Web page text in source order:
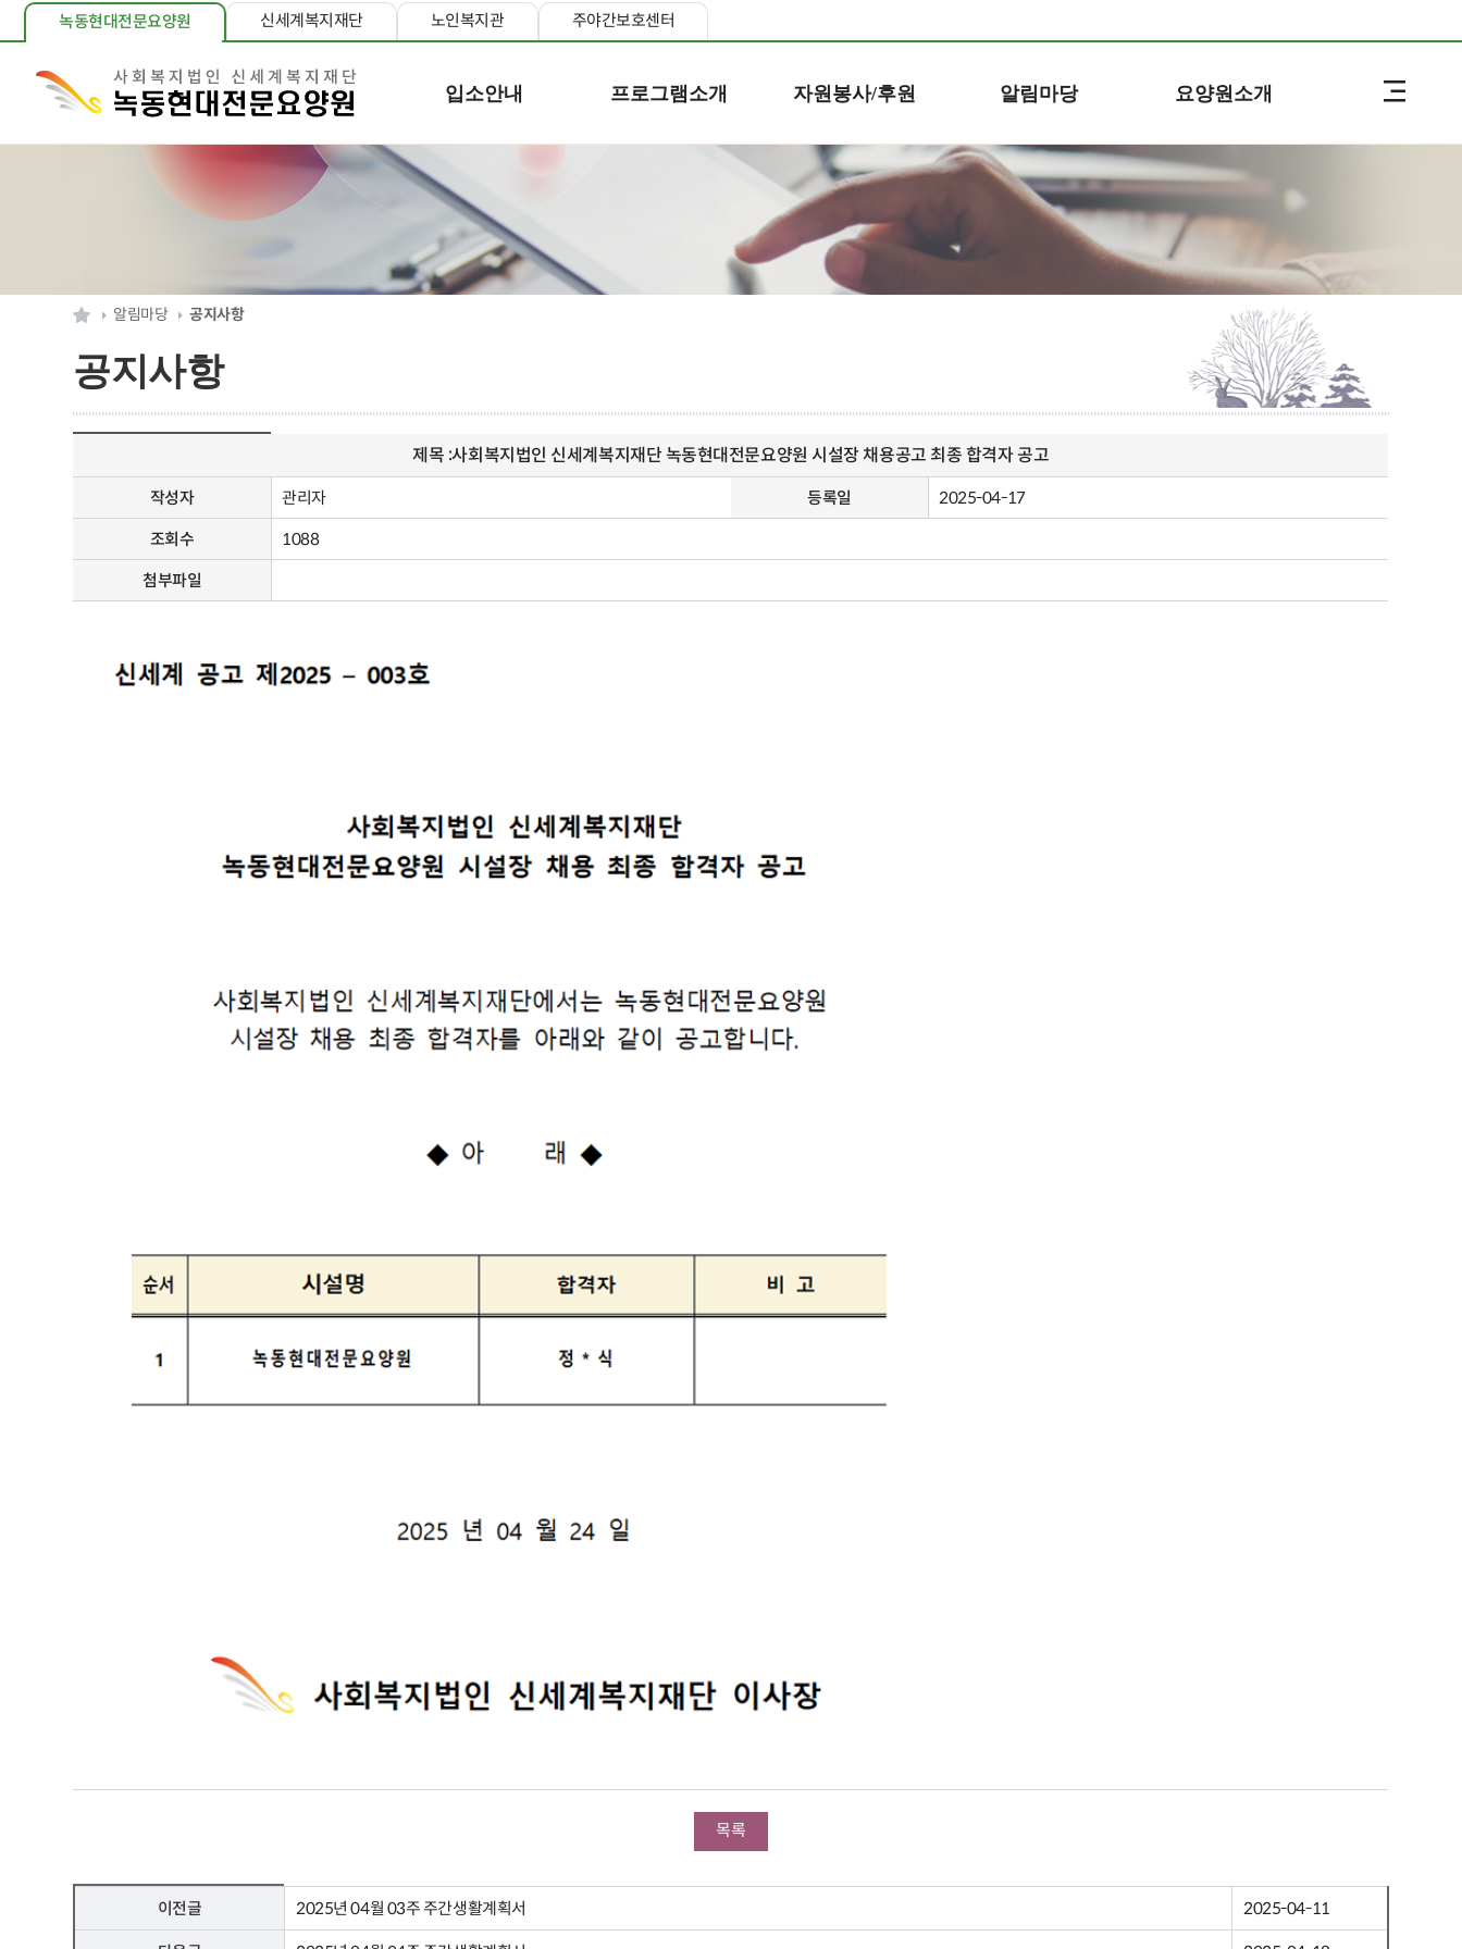
녹동현대전문요양원 신세계복지재단 노인복지관 주야간보호센터
입소안내 프로그램소개 자원봉사/후원 알림마당 요양원소개
알림마당 공지사항
공지사항
제목 :사회복지법인 신세계복지재단 녹동현대전문요양원 시설장 채용공고 최종 합격자 공고
작성자 관리자 등록일
2025-04-17
조회수
1088
첨부파일
목록
이전글 2025년 04월 03주 주간생활계획서 2025-04-11